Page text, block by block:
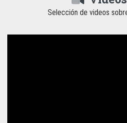
Selección de videos